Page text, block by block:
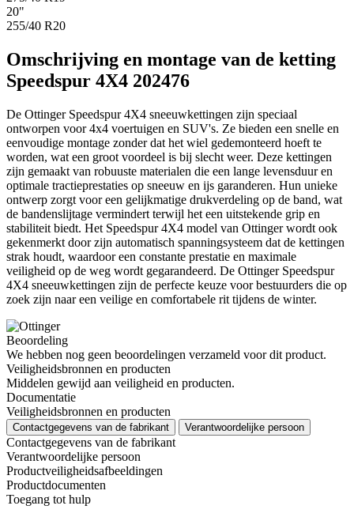
20"
255/40 R20
Omschrijving en montage van de ketting
Speedspur 4X4 202476
De Ottinger Speedspur 4X4 sneeuwkettingen zijn speciaal
ontworpen voor 4x4 voertuigen en SUV's. Ze bieden een snelle en
eenvoudige montage zonder dat het wiel gedemonteerd hoeft te
worden, wat een groot voordeel is bij slecht weer. Deze kettingen
zijn gemaakt van robuuste materialen die een lange levensduur en
optimale tractieprestaties op sneeuw en ijs garanderen. Hun unieke
ontwerp zorgt voor een gelijkmatige drukverdeling op de band, wat
de bandenslijtage vermindert terwijl het een uitstekende grip en
stabiliteit biedt. Het Speedspur 4X4 model van Ottinger wordt ook
gekenmerkt door zijn automatisch spanningsysteem dat de kettingen
strak houdt, waardoor een constante prestatie en maximale
veiligheid op de weg wordt gegarandeerd. De Ottinger Speedspur
4X4 sneeuwkettingen zijn de perfecte keuze voor bestuurders die op
zoek zijn naar een veilige en comfortabele rit tijdens de winter.
Beoordeling
We hebben nog geen beoordelingen verzameld voor dit product.
Veiligheidsbronnen en producten
Middelen gewijd aan veiligheid en producten.
Documentatie
Veiligheidsbronnen en producten
Contactgegevens van de fabrikant Verantwoordelijke persoon
Contactgegevens van de fabrikant
Verantwoordelijke persoon
Productveiligheidsafbeeldingen
Productdocumenten
Toegang tot hulp